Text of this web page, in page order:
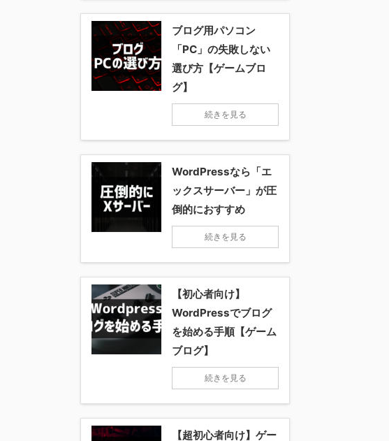
ブログ用パソコン
「PC」の失敗しない
選び方【ゲームブロ
グ】
続きを見る
WordPressなら「エ
ックスサーバー」が圧
倒的におすすめ
続きを見る
【初心者向け】
WordPressでブログ
を始める手順【ゲーム
ブログ】
続きを見る
【超初心者向け】ゲー